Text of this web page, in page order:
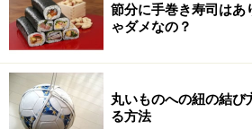
そのうえでもし危機感が足りてい
から見た率直な危機感を伝えるのは
簡単な漢字が書けていないとか、
きていないとか、このまま放置し
つかないことになると思うような
節分に手巻き寿司はあ
ゃダメなの？
丸いものへの紐の結び
る方法